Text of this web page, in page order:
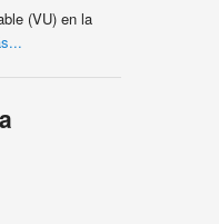
(VU) en la